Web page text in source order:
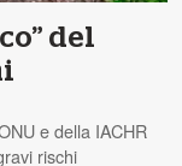
del
e della IACHR
rischi